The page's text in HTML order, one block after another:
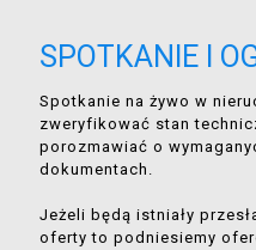
SPOTKANIE I
Spotkanie na żywo w
zweryfikować stan
porozmawiać o
dokumentach.
Jeżeli będą istniały
oferty to podniesiemy